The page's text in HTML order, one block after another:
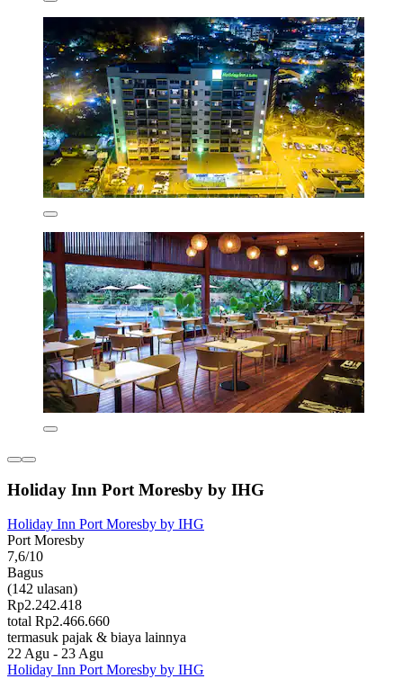
Holiday Inn Port Moresby by IHG
Holiday Inn Port Moresby by IHG
Port Moresby
7,6/10
Bagus
(142 ulasan)
Rp2.242.418
total Rp2.466.660
termasuk pajak & biaya lainnya
22 Agu - 23 Agu
Holiday Inn Port Moresby by IHG